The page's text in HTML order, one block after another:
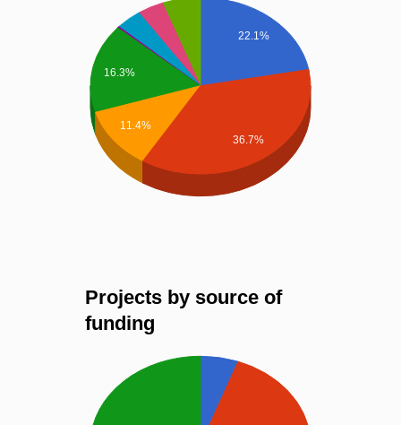
22.1%
16.3%
11.4%
36.7%
Projects by source of
funding